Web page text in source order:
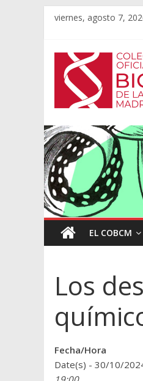
viernes, agosto 7,
EL COBCM
Los
Fecha/Hora
Date(s) - 30/10/